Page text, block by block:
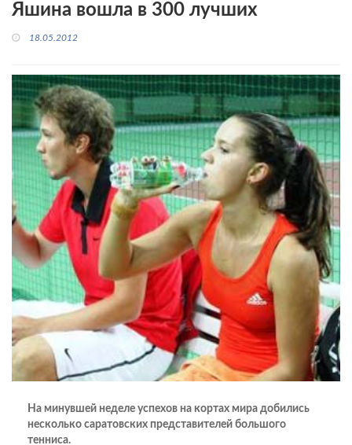
Яшина вошла в 300 лучших
18.05.2012
На минувшей неделе успехов на кортах мира добились
несколько саратовских представителей большого
тенниса.